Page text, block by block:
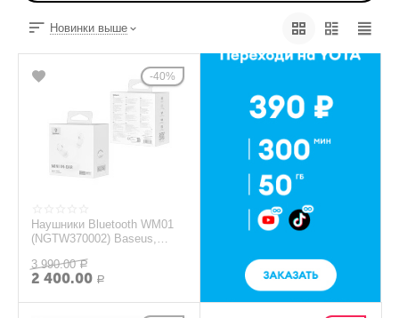
Новинки выше
40%
Наушники Bluetooth WM01
(NGTW370002) Baseus,
3 990.00 Р
2 400.00 Р